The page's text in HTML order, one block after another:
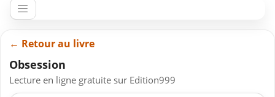
← Retour au livre
Obsession
Lecture en ligne gratuite sur Edition999